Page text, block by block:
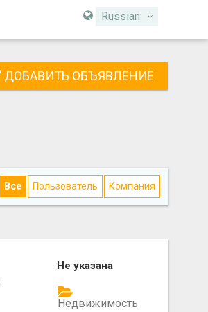
Russian
ДОБАВИТЬ ОБЪЯВЛЕНИЕ
Все Пользователь Компания
Не указана
Недвижимость